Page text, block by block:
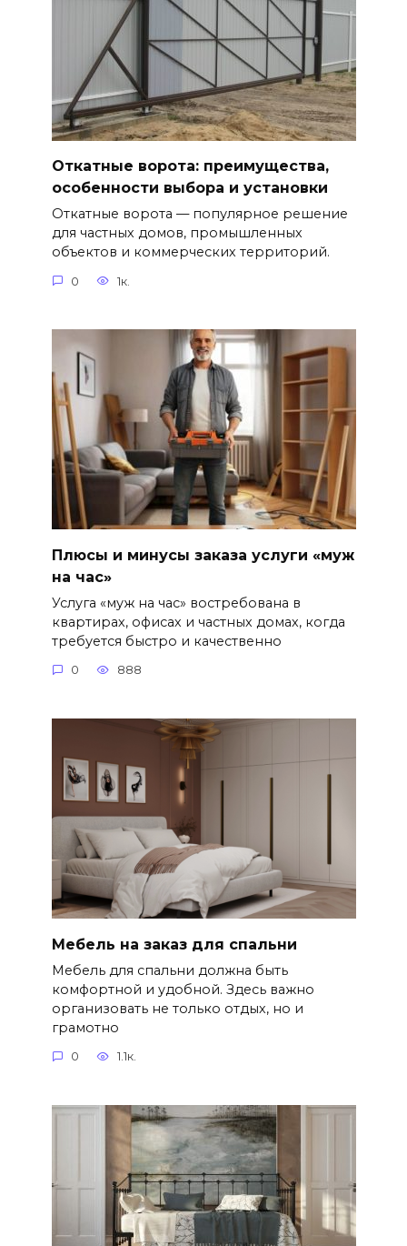
Откатные ворота: преимущества,
особенности выбора и установки
Откатные ворота — популярное решение
для частных домов, промышленных
объектов и коммерческих территорий.
0 1к.
Плюсы и минусы заказа услуги «муж
на час»
Услуга «муж на час» востребована в
квартирах, офисах и частных домах, когда
требуется быстро и качественно
0 888
Мебель на заказ для спальни
Мебель для спальни должна быть
комфортной и удобной. Здесь важно
организовать не только отдых, но и
грамотно
0 1.1к.